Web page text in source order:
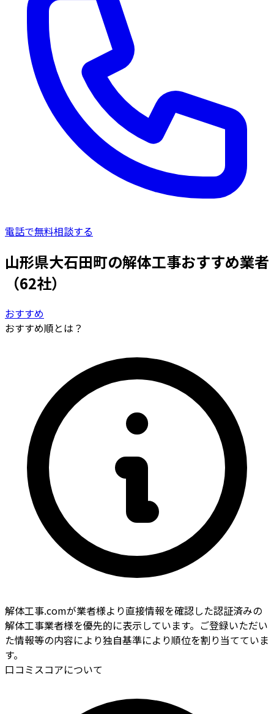
電話で無料相談する
山形県大石田町の解体工事おすすめ業者
（62社）
おすすめ
おすすめ順とは？
解体工事.comが業者様より直接情報を確認した認証済みの
解体工事業者様を優先的に表示しています。ご登録いただい
た情報等の内容により独自基準により順位を割り当てていま
す。
口コミスコアについて